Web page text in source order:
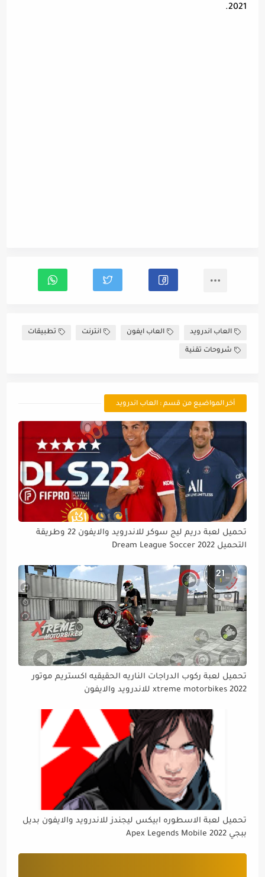
2021.
العاب اندرويد العاب ايفون انترنت تطبيقات
شروحات تقنية
أخر المواضيع من قسم : العاب اندرويد
تحميل لعبة دريم ليج سوكر للاندرويد والايفون 22 وطريقة
التحميل Dream League Soccer 2022
تحميل لعبة ركوب الدراجات الناريه الحقيقيه اكستريم موتور
xtreme motorbikes 2022 للاندرويد والايفون
تحميل لعبة الاسطوره ابيكس ليجندز للاندرويد والايفون بديل
ببجي Apex Legends Mobile 2022